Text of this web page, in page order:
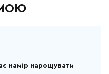
намір нарощувати